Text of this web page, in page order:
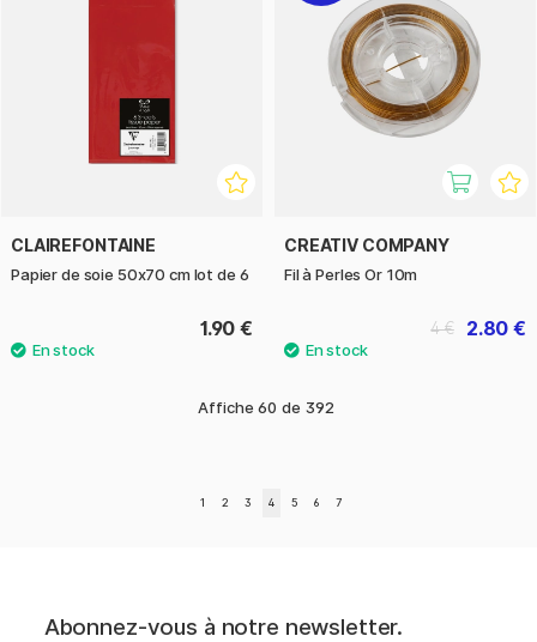
CLAIREFONTAINE
Papier de soie 50x70 cm lot de 6
1.90 €
CREATIV COMPANY
Fil à Perles Or 10m
2.80 €
4 €
Affiche 60 de 392
1 2 3 4 5 6 7
Abonnez-vous à notre newsletter.